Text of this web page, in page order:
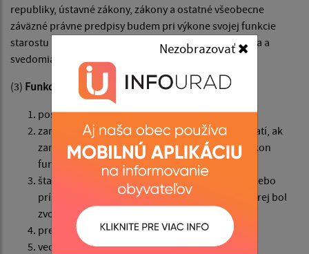
Nezobrazovať
republiky, ústavné zákony, zákony a ostatné všeobecne
záväzné právne predpisy budem pri výkone svojej funkcie
starostu uplatňovať podľa svojho najlepšieho vedomia a
svedomia.
(3) Funkcia starostu je nezlučiteľná s funkciou
poslanca,
zamestnanca obce, v ktorej bol zvolený; to neplatí, ak
zamestnanec obce je dlhodobo uvoľnený na výkon
funkcie starostu,
štatutárneho orgánu rozpočtovej organizácie alebo
príspevkovej organizácie zriadenej obcou, v ktorej bol
zvolený,
predsedu samosprávneho kraja,
vedúceho zamestnanca orgánu štátnej správy,